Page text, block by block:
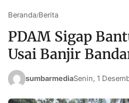
Beranda/Berita
PDAM Sigap
Usai Banjir
sumbarmediaSenin, 1